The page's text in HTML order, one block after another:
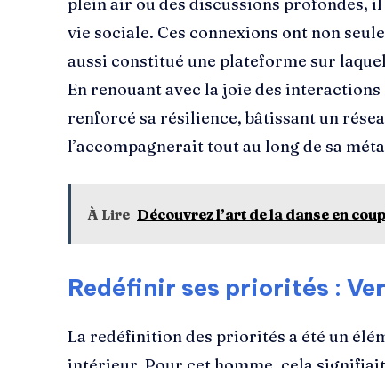
vie sociale. Ces connexions ont non
aussi constitué une plateforme sur
En renouant avec la joie des
renforcé sa résilience, bâtissant un
l’accompagnerait tout au long de sa
À Lire Découvrez l’art de la danse en
Redéfinir ses priorités :
La redéfinition des priorités a été un